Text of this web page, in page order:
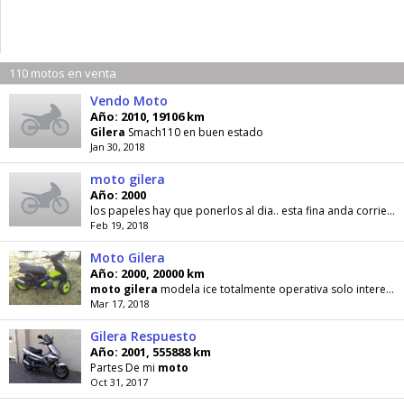
110 motos en venta
Vendo Moto
Año: 2010, 19106 km
Gilera Smach110 en buen estado
Jan 30, 2018
moto gilera
Año: 2000
los papeles hay que ponerlos al dia.. esta fina anda corriendo.
Feb 19, 2018
Moto Gilera
Año: 2000, 20000 km
moto gilera modela ice totalmente operativa solo interesados 0426 9345685
Mar 17, 2018
Gilera Respuesto
Año: 2001, 555888 km
Partes De mi moto
Oct 31, 2017